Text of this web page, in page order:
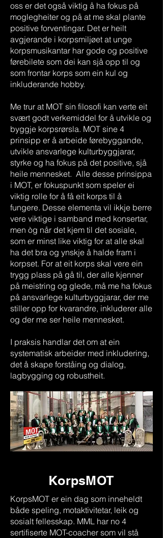
oss er det også viktig å ha fokus på
moglegheiter og på at me skal plante
positive forventingar. Det er heilt
avgjerande i korpsmiljøet at unge
korpsmusikantar har gode og positive
førebilete som dei kan sjå opp til og
som frontar korps som ein kul og
inkluderande hobby.
Me trur at MOT sin filosofi kan verte eit
svært godt verkemiddel for å utvikle og
byggje korpsrørsla. MOT sine 4
prinsipp er å arbeide førebyggande,
utvikle ansvarlege kulturbyggjarar,
styrke og ha fokus på det positive, sjå
heile mennesket. Alle desse prinsippa
i MOT, er fokuspunkt som speler ei
viktig rolle for å få eit korps til å
fungere. Desse elementa vil ikkje berre
vere viktige i samband med konsertar,
men òg når det kjem til det sosiale,
som er minst like viktig for at alle skal
ha det bra og ynskje å halde fram i
korpset. For at eit korps skal vere ein
trygg plass på gå til, der alle kjenner
på meistring og glede, må me ha fokus
på ansvarlege kulturbyggjarar, der me
stiller opp for kvarandre, inkluderer alle
og der me ser heile mennesket.
I praksis handlar det om at ein
systematisk arbeider med inkludering,
det å skape forståing og dialog,
lagbygging og robustheit.
KorpsMOT
KorpsMOT er ein dag som inneheldt
både speling, motaktivitetar, leik og
sosialt fellesskap. MML har no 4
sertifiserte MOT-coacher som vil stå